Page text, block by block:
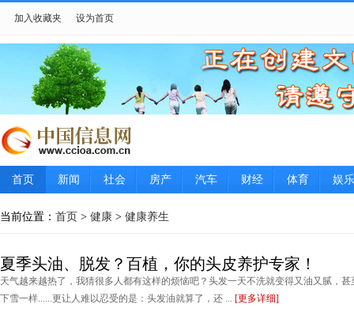
加入收藏夹 设为首页
首页 新闻 社会 房产 汽车 财经 体育 娱乐
当前位置： 首页 > 健康 > 健康养生
夏季头油、脱发？百植，你的头皮养护专家！
天气越来越热了，我猜很多人都有这样的烦恼吧？头发一天不洗就变得又油又腻，
下雪一样......更让人难以忍受的是：头发油就算了，还 ... [更多详细]